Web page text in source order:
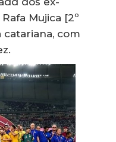
Mujica [2º
com